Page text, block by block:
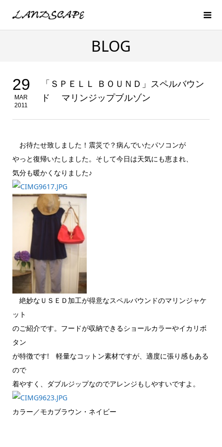
BLOG
29
MAR
2011
「ＳＰＥＬＬ ＢＯＵＮＤ」スペルバウン
ド マリンジップブルゾン
お待たせ致しました！震災で？病んでいたパソコンが
やっと復帰いたしました。そして今日は天気にも恵まれ、
気分も暖かくなりました♪
絶妙なＵＳＥＤ加工が得意なスペルバウンドのマリンジャケ
ット
のご紹介です。フードが収納できるショールカラーやイカリボ
タン
が特徴です! 軽量なコットン素材ですが、適度に張り感もある
ので
着やすく、ダブルジップなのでアレンジもしやすいですよ。
カラー／モカブラウン・ネイビー